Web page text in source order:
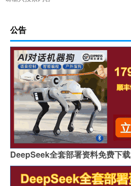
公告
DeepSeek全套部署资料免费下载